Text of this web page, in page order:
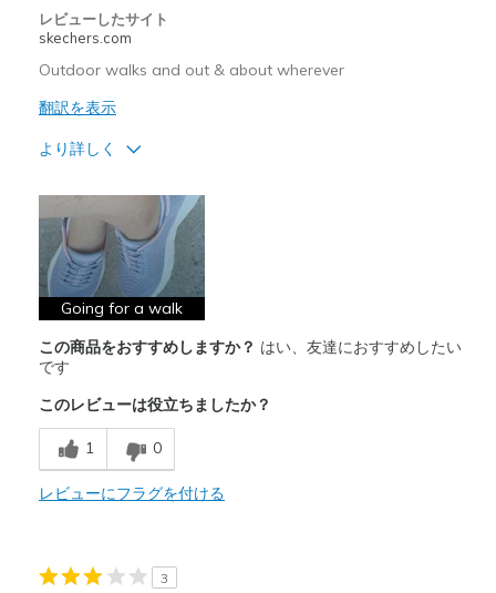
レビューしたサイト
skechers.com
Outdoor walks and out & about wherever
翻訳を表示
より詳しく
Attractive Design
Breathe Well
Comfortable
Durable
以下に最適
Casual Wear
View On Shoes
Going for a walk
この商品をおすすめしますか？ はい、友達におすすめしたい
です
このレビューは役立ちましたか？
1 0
レビューにフラグを付ける
3